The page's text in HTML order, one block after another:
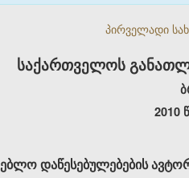
პირველადი
საქართველოს
2010
დაწესებულებების